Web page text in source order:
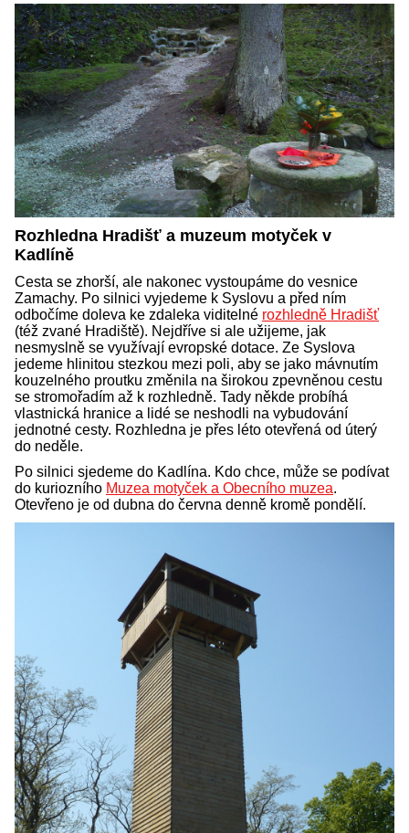
Rozhledna Hradišť a muzeum motyček v
Kadlíně
Cesta se zhorší, ale nakonec vystoupáme do vesnice
Zamachy. Po silnici vyjedeme k Syslovu a před ním
odbočíme doleva ke zdaleka viditelné rozhledně Hradišť
(též zvané Hradiště). Nejdříve si ale užijeme, jak
nesmyslně se využívají evropské dotace. Ze Syslova
jedeme hlinitou stezkou mezi poli, aby se jako mávnutím
kouzelného proutku změnila na širokou zpevněnou cestu
se stromořadím až k rozhledně. Tady někde probíhá
vlastnická hranice a lidé se neshodli na vybudování
jednotné cesty. Rozhledna je přes léto otevřená od úterý
do neděle.
Po silnici sjedeme do Kadlína. Kdo chce, může se podívat
do kuriozního Muzea motyček a Obecního muzea.
Otevřeno je od dubna do června denně kromě pondělí.